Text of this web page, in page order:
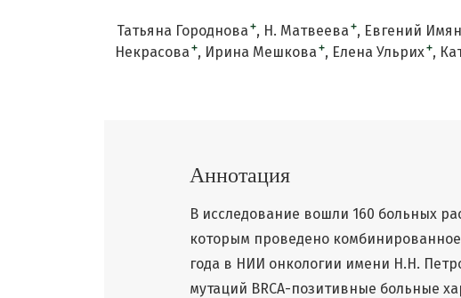
Татьяна Городнова + Н. Матвеева + Евгений
Некрасова + Ирина Мешкова + Елена Ульрих +
Аннотация
В исследование вошли 160 больных
которым проведено
года в НИИ онкологии имени Н.Н.
мутаций BRCA-позитивные больные